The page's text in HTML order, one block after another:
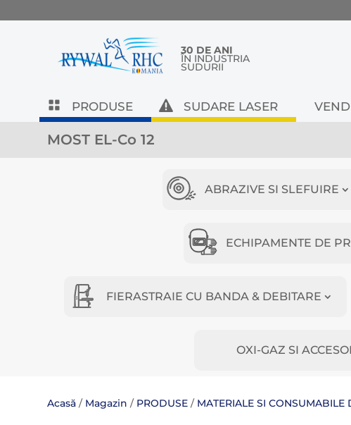
30 DE ANI
ÎN INDUSTRIA
SUDURII
PRODUSE SUDARE LASER
MOST EL-Co 12
ABRAZIVE SI SLEFUIRE
ECHIPAMENTE DE
FIERASTRAIE CU BANDA & DEBITARE
OXI-GAZ SI
Acasă / Magazin / PRODUSE / MATERIALE SI CONSUMABILE